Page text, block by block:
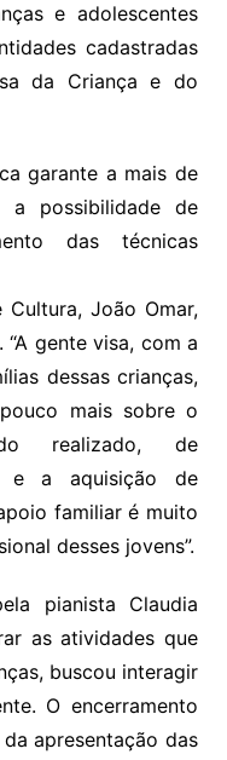
e adolescentes
cadastradas
da Criança e do
garante a mais de
a possibilidade de
das técnicas
João Omar,
gente visa, com a
dessas crianças,
mais sobre o
realizado, de
e a aquisição de
familiar é muito
desses jovens”.
pianista Claudia
as atividades que
buscou interagir
O encerramento
apresentação das